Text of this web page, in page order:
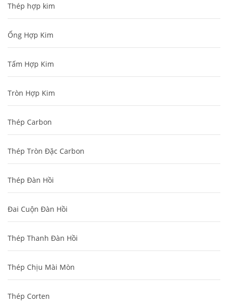
Thép hợp kim
Ống Hợp Kim
Tấm Hợp Kim
Tròn Hợp Kim
Thép Carbon
Thép Tròn Đặc Carbon
Thép Đàn Hồi
Đai Cuộn Đàn Hồi
Thép Thanh Đàn Hồi
Thép Chịu Mài Mòn
Thép Corten